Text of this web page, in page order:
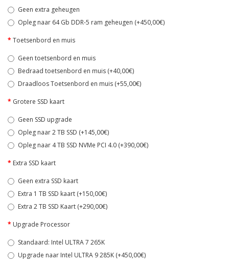
Geen extra geheugen
Opleg naar 64 Gb DDR-5 ram geheugen (+450,00€)
Toetsenbord en muis
Geen toetsenbord en muis
Bedraad toetsenbord en muis (+40,00€)
Draadloos Toetsenbord en muis (+55,00€)
Grotere SSD kaart
Geen SSD upgrade
Opleg naar 2 TB SSD (+145,00€)
Opleg naar 4 TB SSD NVMe PCI 4.0 (+390,00€)
Extra SSD kaart
Geen extra SSD kaart
Extra 1 TB SSD kaart (+150,00€)
Extra 2 TB SSD Kaart (+290,00€)
Upgrade Processor
Standaard: Intel ULTRA 7 265K
Upgrade naar Intel ULTRA 9 285K (+450,00€)